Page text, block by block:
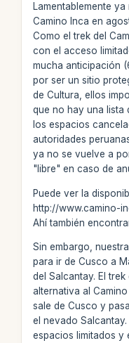
Lamentablemente
Camino Inca en
Como el trek del
con el acceso
mucha anticipación
por ser un sitio
de Cultura, ellos
que no hay una lista
los espacios
autoridades
ya no se vuelve a
"libre" en caso de
Puede ver la
http://www.camino-
Ahí también
Sin embargo,
para ir de Cusco a
del Salcantay. El
alternativa al
sale de Cusco y
el nevado
espacios limitados y